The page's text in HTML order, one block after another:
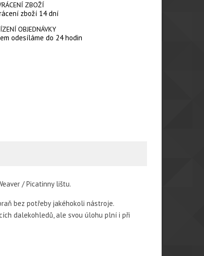
ZBOŽÍ
zboží 14 dní
OBJEDNÁVKY
odesíláme do 24 hodin
/ Picatinny lištu.
bez potřeby jakéhokoli nástroje.
dalekohledů, ale svou úlohu plní i při